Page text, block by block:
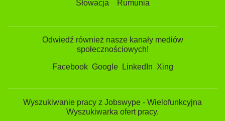
Słowacja
Rumunia
Odwiedź również nasze kanały mediów
społecznościowych!
Facebook Google LinkedIn Xing
Wyszukiwanie pracy z Jobswype - Wielofunkcyjna
Wyszukiwarka ofert pracy.